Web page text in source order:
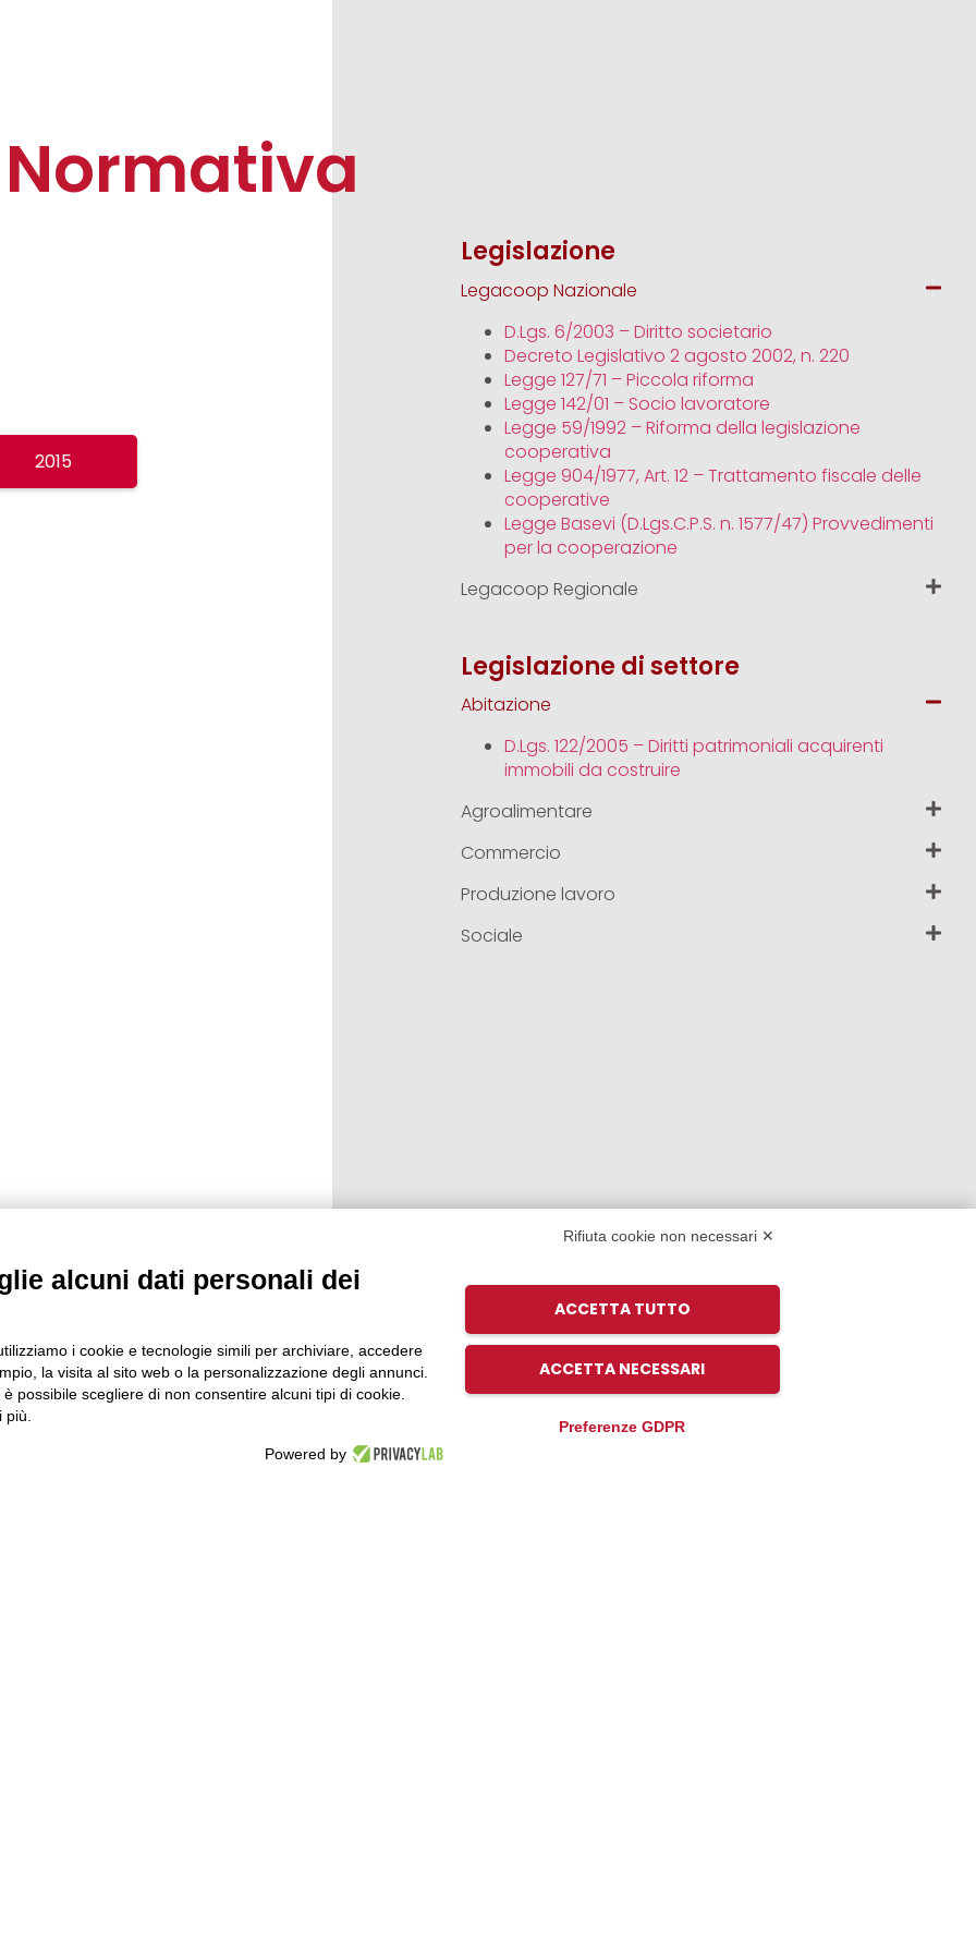
2015
Legislazione
Legacoop Nazionale
D.Lgs. 6/2003 – Diritto societario
Decreto Legislativo 2 agosto 2002, n. 220
Legge 127/71 – Piccola riforma
Legge 142/01 – Socio lavoratore
Legge 59/1992 – Riforma della legislazione
cooperativa
Legge 904/1977, Art. 12 – Trattamento fiscale delle
cooperative
Legge Basevi (D.Lgs.C.P.S. n. 1577/47) Provvedimenti
per la cooperazione
Legacoop Regionale
Legislazione di settore
Abitazione
D.Lgs. 122/2005 – Diritti patrimoniali acquirenti
immobili da costruire
Agroalimentare
Commercio
Produzione lavoro
Sociale
Rifiuta cookie non necessari ✕
alcuni dati personali dei
i cookie e tecnologie simili per archiviare, accedere
la visita al sito web o la personalizzazione degli annunci.
possibile scegliere di non consentire alcuni tipi di cookie.
Powered by
ACCETTA TUTTO
ACCETTA NECESSARI
Preferenze GDPR